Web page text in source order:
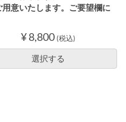
意いたします。ご要望欄に
¥ 8,800 (税込)
選択する